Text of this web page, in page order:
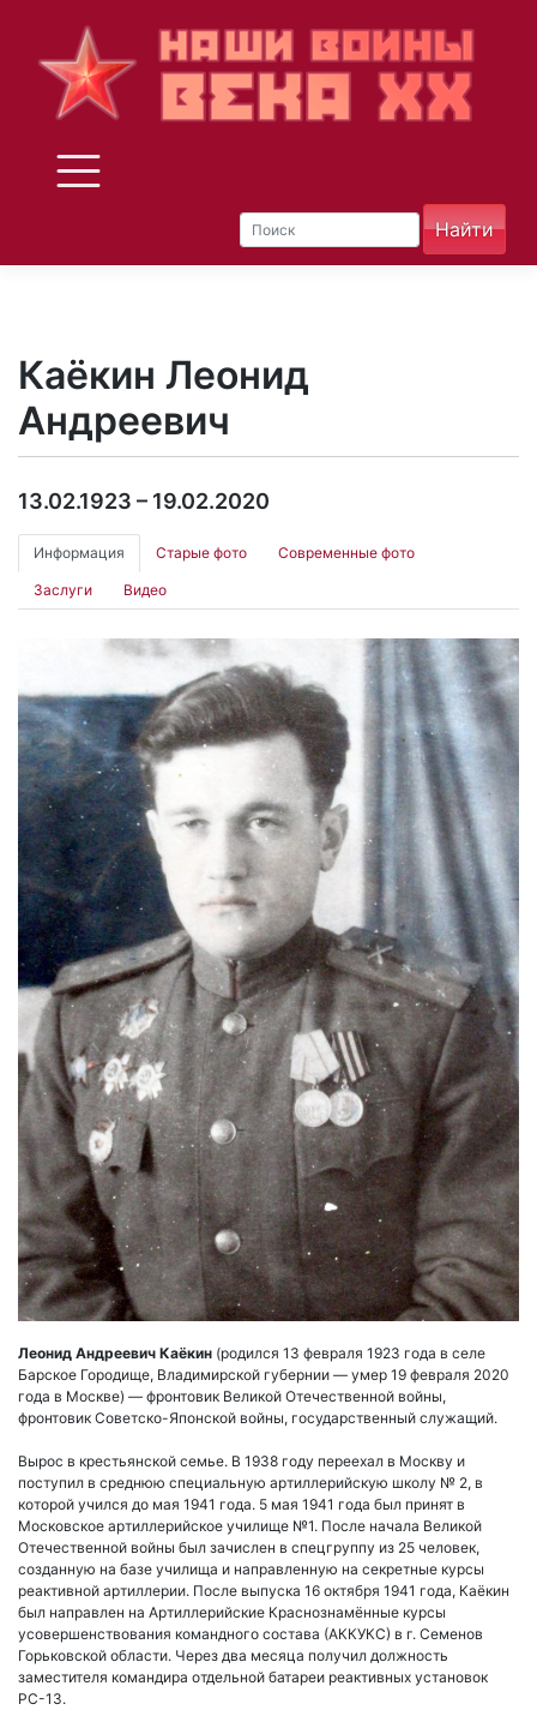
Каёкин Леонид
Андреевич
13.02.1923 – 19.02.2020
Информация Старые фото Современные фото
Заслуги Видео
Леонид Андреевич Каёкин (родился 13 февраля 1923 года в селе
Барское Городище, Владимирской губернии — умер 19 февраля 2020
года в Москве) — фронтовик Великой Отечественной войны,
фронтовик Советско-Японской войны, государственный служащий.
Вырос в крестьянской семье. В 1938 году переехал в Москву и
поступил в среднюю специальную артиллерийскую школу № 2, в
которой учился до мая 1941 года. 5 мая 1941 года был принят в
Московское артиллерийское училище №1. После начала Великой
Отечественной войны был зачислен в спецгруппу из 25 человек,
созданную на базе училища и направленную на секретные курсы
реактивной артиллерии. После выпуска 16 октября 1941 года, Каёкин
был направлен на Артиллерийские Краснознамённые курсы
усовершенствования командного состава (АККУКС) в г. Семенов
Горьковской области. Через два месяца получил должность
заместителя командира отдельной батареи реактивных установок
РС-13.